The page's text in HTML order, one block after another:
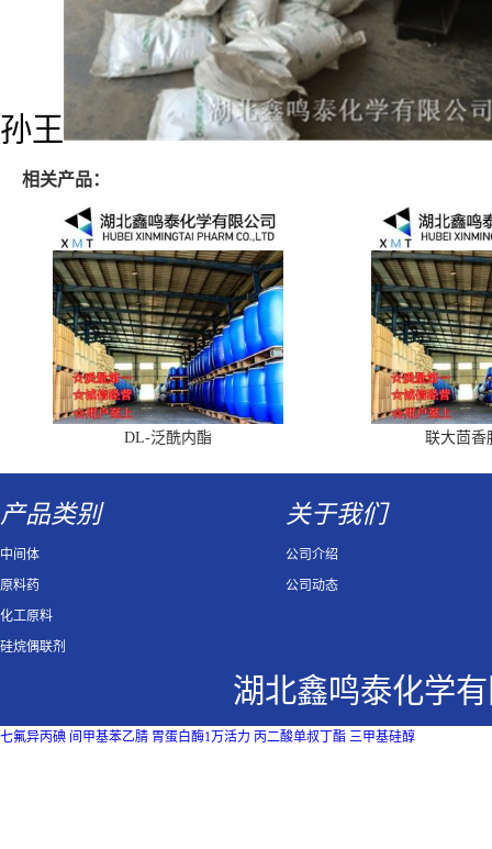
孙王
相关产品：
DL-泛酰内酯 联大茴香
产品类别
中间体
原料药
化工原料
硅烷偶联剂
关于我们
公司介绍
公司动态
湖北鑫鸣泰化学
七氟异丙碘 间甲基苯乙腈 胃蛋白酶1万活力 丙二酸单叔丁酯 三甲基硅醇